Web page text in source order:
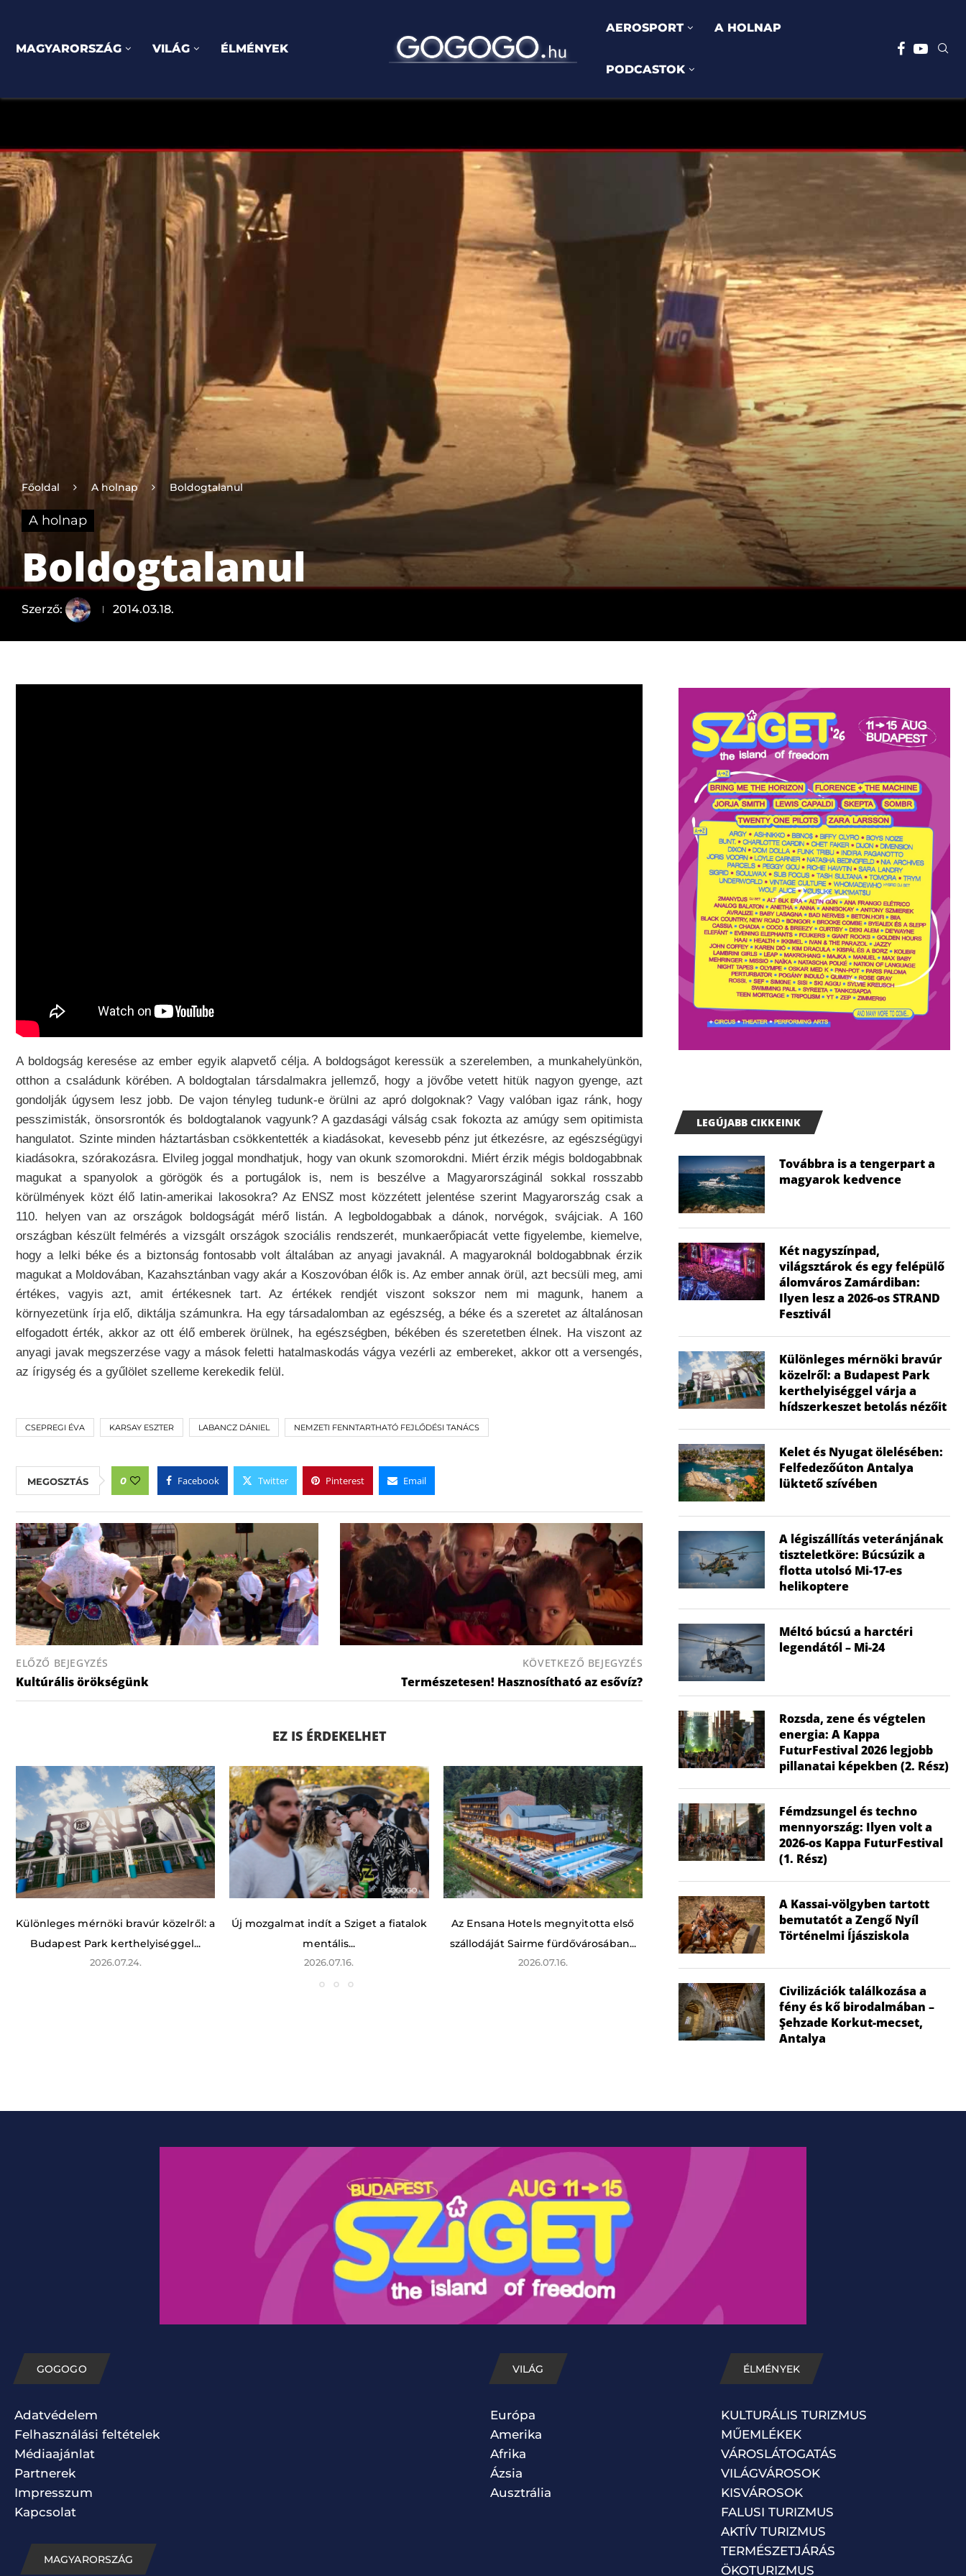
MAGYARORSZÁG VILÁG ÉLMÉNYEK
AEROSPORT A HOLNAP
PODCASTOK
Főoldal A holnap Boldogtalanul
A holnap
Boldogtalanul
Szerző: 2014.03.18.
A boldogság keresése az ember egyik alapvető célja. A boldogságot keressük a szerelemben, a munkahelyünkön,
otthon a családunk körében. A boldogtalan társdalmakra jellemző, hogy a jövőbe vetett hitük nagyon gyenge, azt
gondolják úgysem lesz jobb. De vajon tényleg tudunk-e örülni az apró dolgoknak? Vagy valóban igaz ránk, hogy
pesszimisták, önsorsrontók és boldogtalanok vagyunk? A gazdasági válság csak fokozta az amúgy sem opitimista
hangulatot. Szinte minden háztartásban csökkentették a kiadásokat, kevesebb pénz jut étkezésre, az egészségügyi
kiadásokra, szórakozásra. Elvileg joggal mondhatjuk, hogy van okunk szomorokdni. Miért érzik mégis boldogabbnak
magukat a spanyolok a görögök és a portugálok is, nem is beszélve a Magyarországinál sokkal rosszabb
körülmények közt élő latin-amerikai lakosokra? Az ENSZ most közzétett jelentése szerint Magyarország csak a
110. helyen van az országok boldogságát mérő listán. A legboldogabbak a dánok, norvégok, svájciak. A 160
országban készült felmérés a vizsgált országok szociális rendszerét, munkaerőpiacát vette figyelembe, kiemelve,
hogy a lelki béke és a biztonság fontosabb volt általában az anyagi javaknál. A magyaroknál boldogabbnak érzik
magukat a Moldovában, Kazahsztánban vagy akár a Koszovóban élők is. Az ember annak örül, azt becsüli meg, ami
értékes, vagyis azt, amit értékesnek tart. Az értékek rendjét viszont sokszor nem mi magunk, hanem a
környezetünk írja elő, diktálja számunkra. Ha egy társadalomban az egészség, a béke és a szeretet az általánosan
elfogadott érték, akkor az ott élő emberek örülnek, ha egészségben, békében és szeretetben élnek. Ha viszont az
anyagi javak megszerzése vagy a mások feletti hatalmaskodás vágya vezérli az embereket, akkor ott a versengés,
az írigység és a gyűlölet szelleme kerekedik felül.
CSEPREGI ÉVA KARSAY ESZTER LABANCZ DÁNIEL NEMZETI FENNTARTHATÓ FEJLŐDÉSI TANÁCS
MEGOSZTÁS 0 Facebook Twitter Pinterest Email
ELŐZŐ BEJEGYZÉS
Kultúrális örökségünk
KÖVETKEZŐ BEJEGYZÉS
Természetesen! Hasznosítható az esővíz?
EZ IS ÉRDEKELHET
Különleges mérnöki bravúr közelről: a
Budapest Park kerthelyiséggel...
2026.07.24.
Új mozgalmat indít a Sziget a fiatalok
mentális...
2026.07.16.
Az Ensana Hotels megnyitotta első
szállodáját Sairme fürdővárosában...
2026.07.16.
Nem a gyerek tehet róla, mégis ő
húzza...
Visszatér a
LEGÚJABB CIKKEINK
Továbbra is a tengerpart a
magyarok kedvence
Két nagyszínpad,
világsztárok és egy felépülő
álomváros Zamárdiban:
Ilyen lesz a 2026-os STRAND
Fesztivál
Különleges mérnöki bravúr
közelről: a Budapest Park
kerthelyiséggel várja a
hídszerkeszet betolás nézőit
Kelet és Nyugat ölelésében:
Felfedezőúton Antalya
lüktető szívében
A légiszállítás veteránjának
tiszteletköre: Búcsúzik a
flotta utolsó Mi-17-es
helikoptere
Méltó búcsú a harctéri
legendától – Mi-24
Rozsda, zene és végtelen
energia: A Kappa
FuturFestival 2026 legjobb
pillanatai képekben (2. Rész)
Fémdzsungel és techno
mennyország: Ilyen volt a
2026-os Kappa FuturFestival
(1. Rész)
A Kassai-völgyben tartott
bemutatót a Zengő Nyíl
Történelmi Íjásziskola
Civilizációk találkozása a
fény és kő birodalmában –
Şehzade Korkut-mecset,
Antalya
GOGOGO
Adatvédelem
Felhasználási feltételek
Médiaajánlat
Partnerek
Impresszum
Kapcsolat
MAGYARORSZÁG
VILÁG
Európa
Amerika
Afrika
Ázsia
Ausztrália
ÉLMÉNYEK
KULTURÁLIS TURIZMUS
MŰEMLÉKEK
VÁROSLÁTOGATÁS
VILÁGVÁROSOK
KISVÁROSOK
FALUSI TURIZMUS
AKTÍV TURIZMUS
TERMÉSZETJÁRÁS
ÖKOTURIZMUS